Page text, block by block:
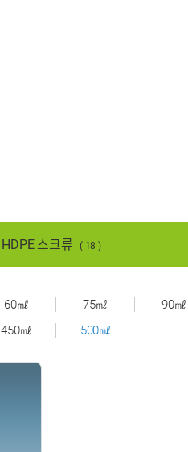
HDPE 스크류 ( 18 )
60㎖ 75㎖ 90㎖
450㎖ 500㎖